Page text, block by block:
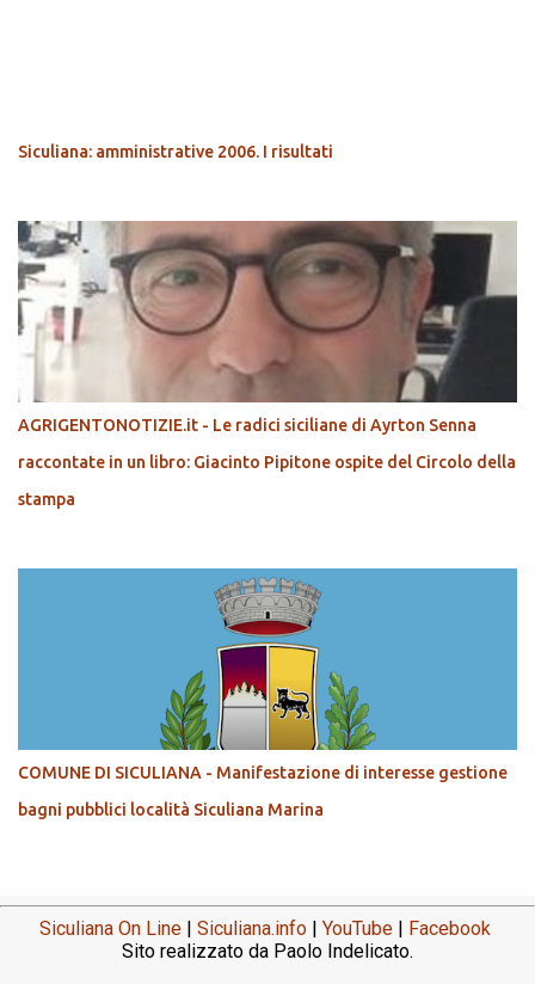
Siculiana: amministrative 2006. I risultati
AGRIGENTONOTIZIE.it - Le radici siciliane di Ayrton Senna
raccontate in un libro: Giacinto Pipitone ospite del Circolo della
stampa
COMUNE DI SICULIANA - Manifestazione di interesse gestione
bagni pubblici località Siculiana Marina
Siculiana On Line | Siculiana.info | YouTube | Facebook
Sito realizzato da Paolo Indelicato.